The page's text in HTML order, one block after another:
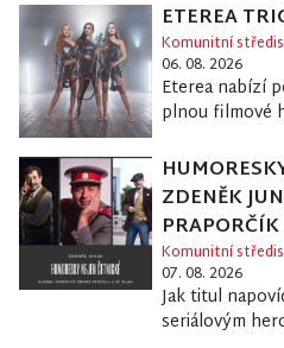
ETEREA
Komunitní
06. 08. 2026
Eterea nabízí
plnou filmové
ZDENĚK
Komunitní
07. 08. 2026
Jak titul
seriálovým